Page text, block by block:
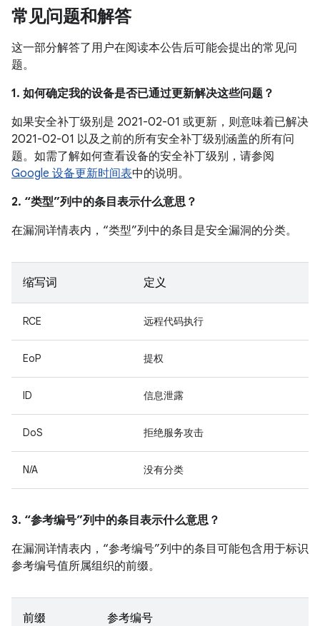
常见问题和解答
这一部分解答了用户在阅读本公告后可能会提出的常见问
题。
1. 如何确定我的设备是否已通过更新解决这些问题？
如果安全补丁级别是 2021-02-01 或更新，则意味着已解决
2021-02-01 以及之前的所有安全补丁级别涵盖的所有问
题。如需了解如何查看设备的安全补丁级别，请参阅
Google 设备更新时间表中的说明。
2. “类型”列中的条目表示什么意思？
在漏洞详情表内，“类型”列中的条目是安全漏洞的分类。
缩写词 定义
RCE 远程代码执行
EoP 提权
ID 信息泄露
DoS 拒绝服务攻击
N/A 没有分类
3. “参考编号”列中的条目表示什么意思？
在漏洞详情表内，“参考编号”列中的条目可能包含用于标识
参考编号值所属组织的前缀。
前缀 参考编号